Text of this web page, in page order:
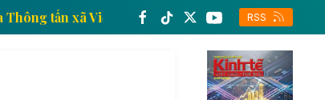
tế của Thông tấn xã Việt Nam Trang
RSS